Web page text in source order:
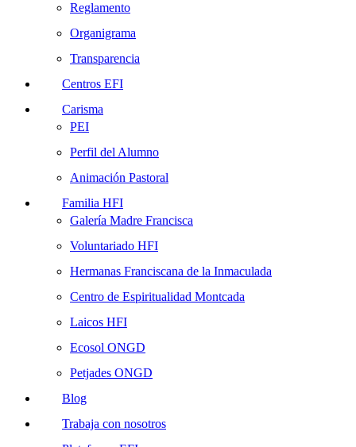
Reglamento
Organigrama
Transparencia
Centros EFI
Carisma
PEI
Perfil del Alumno
Animación Pastoral
Familia HFI
Galería Madre Francisca
Voluntariado HFI
Hermanas Franciscana de la Inmaculada
Centro de Espiritualidad Montcada
Laicos HFI
Ecosol ONGD
Petjades ONGD
Blog
Trabaja con nosotros